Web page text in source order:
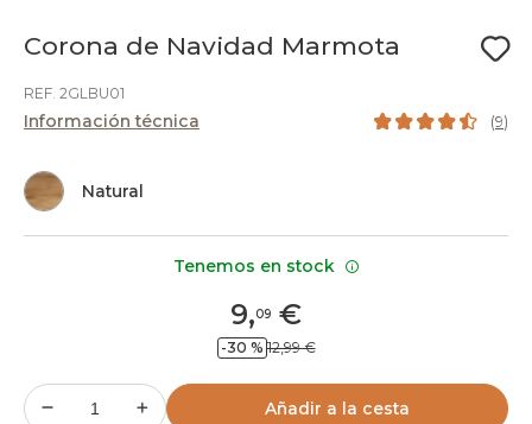
Corona de Navidad Marmota
REF. 2GLBU01
Información técnica (9)
Natural
9,09 €
-30 % 12,99 €
Añadir a la cesta